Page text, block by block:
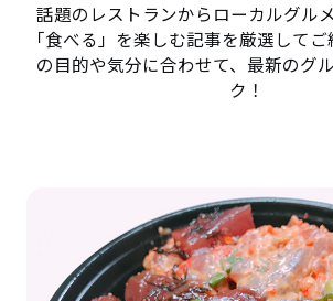
話題のレストランからローカルグル
「食べる」を楽しむ記事を厳選して
の目的や気分に合わせて、最新のグ
ク！